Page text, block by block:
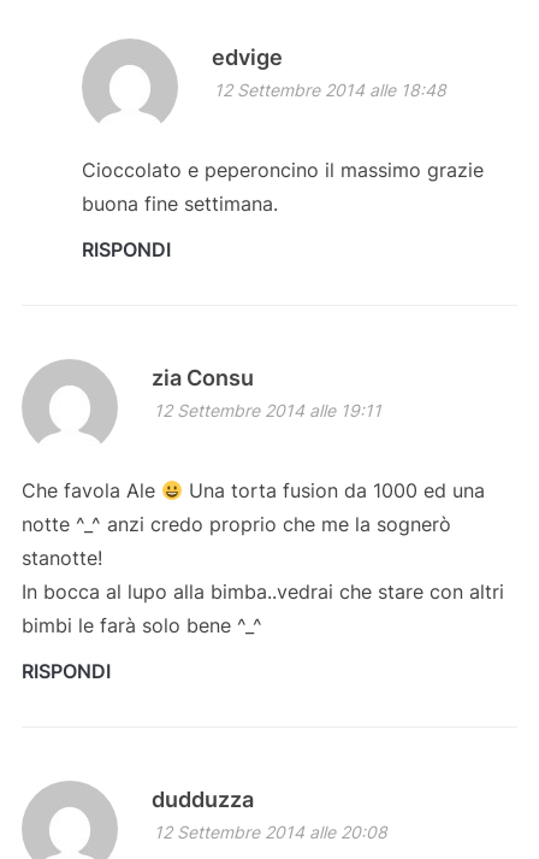
edvige
12 Settembre 2014 alle 18:48
Cioccolato e peperoncino il massimo grazie
buona fine settimana.
RISPONDI
zia Consu
12 Settembre 2014 alle 19:11
Che favola Ale
Una torta fusion da 1000 ed una
notte ^_^ anzi credo proprio che me la sognerò
stanotte!
In bocca al lupo alla bimba..vedrai che stare con altri
bimbi le farà solo bene ^_^
RISPONDI
dudduzza
12 Settembre 2014 alle 20:08